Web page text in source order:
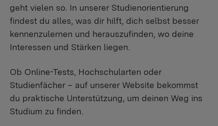
geht vielen so. In unserer Studienorientierung
findest du alles, was dir hilft, dich selbst besser
kennenzulernen und herauszufinden, wo deine
Interessen und Stärken liegen.
Ob Online-Tests, Hochschularten oder
Studienfächer – auf unserer Website bekommst
du praktische Unterstützung, um deinen Weg ins
Studium zu finden.